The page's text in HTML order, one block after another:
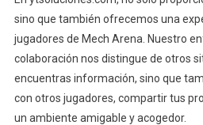
sino que también ofrecemos una
jugadores de Mech Arena. Nuestro
colaboración nos distingue de otros
encuentras información, sino que
con otros jugadores, compartir tus
un ambiente amigable y acogedor.